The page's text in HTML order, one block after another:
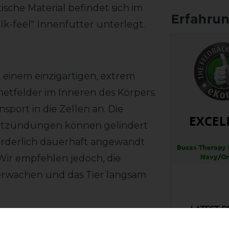
Material befindet sich im
feel" Innenfutter unterlegt.
einzigartigen, extrem
im Inneren des Körpers.
in die Zellen an. Die
können gelindert
dauerhaft angewandt
empfehlen jedoch, die
und das Tier langsam
Bucas Therapy
Navy/
LATEST